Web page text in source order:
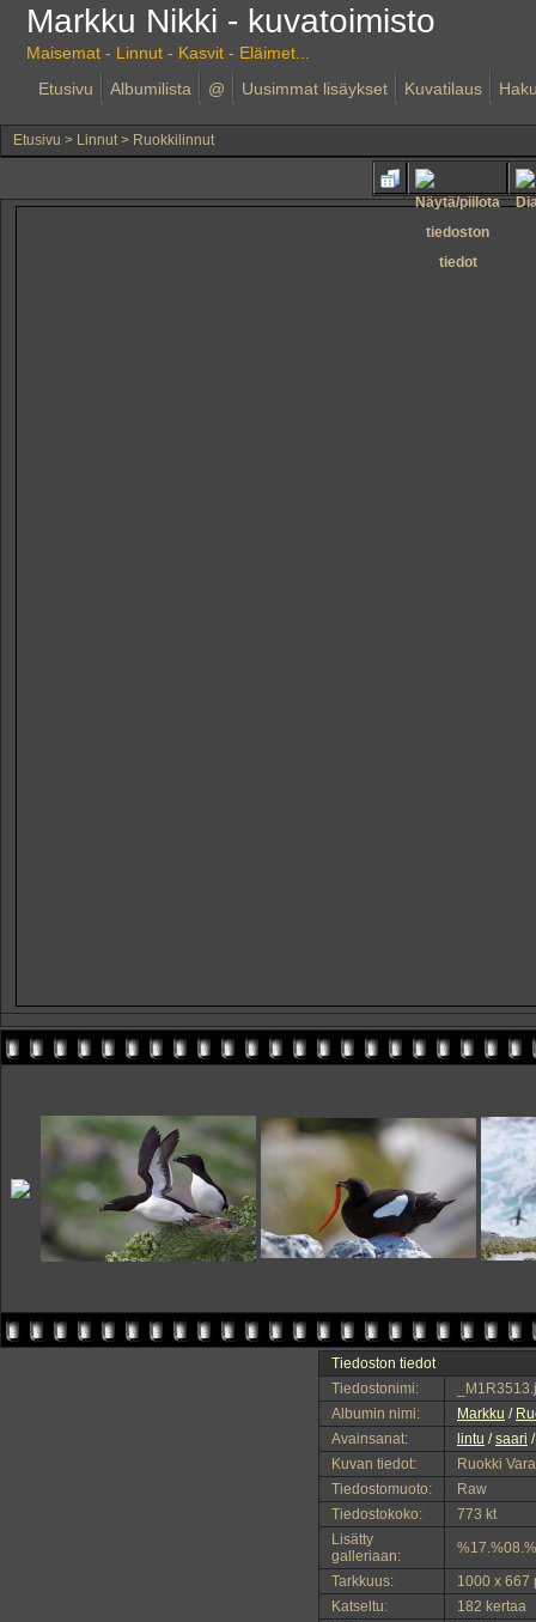
Markku Nikki - kuvatoimisto
Maisemat - Linnut - Kasvit - Eläimet...
Etusivu
Albumilista @ Uusimmat lisäykset Kuvatilaus
Etusivu > Linnut> Ruokkilinnut
Tiedoston tiedot
Tiedostonimi:
Albumin nimi:
Markku /
Avainsanat:
lintu /saari
Kuvan tiedot:
Ruokki
Tiedostomuoto:
Raw
Tiedostokoko:
773 kt
Lisätty
galleriaan:
Tarkkuus:
1000 x 667
Katseltu:
182 kertaa